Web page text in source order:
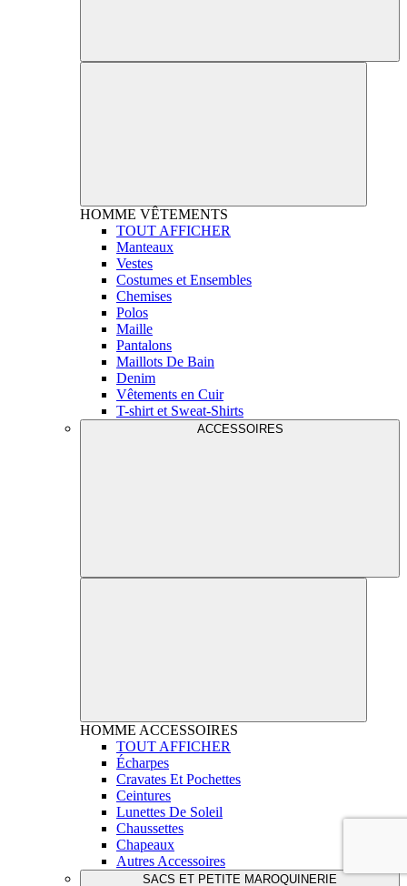
HOMME VÊTEMENTS
TOUT AFFICHER
Manteaux
Vestes
Costumes et Ensembles
Chemises
Polos
Maille
Pantalons
Maillots De Bain
Denim
Vêtements en Cuir
T-shirt et Sweat-Shirts
ACCESSOIRES
HOMME ACCESSOIRES
TOUT AFFICHER
Écharpes
Cravates Et Pochettes
Ceintures
Lunettes De Soleil
Chaussettes
Chapeaux
Autres Accessoires
SACS ET PETITE MAROQUINERIE